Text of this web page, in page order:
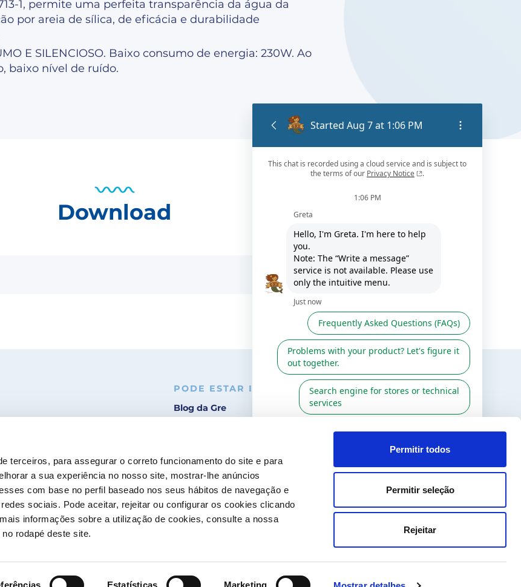
terceiros, para assegurar o correto funcionamento do site e para
a sua experiência no nosso site, mostrar-lhe anúncios
com base no perfil baseado nos seus hábitos de navegação e
sociais. Pode aceitar, rejeitar ou configurar os cookies clicando
informações sobre a utilização de cookies, consulte a nossa
rodapé deste site.
Estatísticas Marketing
Permitir todos
Permitir seleção
Rejeitar
1, permite uma perfeita transparência da água da
por areia de sílica, de eficácia e durabilidade
E SILENCIOSO. Baixo consumo de energia: 230W. Ao
baixo nível de ruído.
Download
DE / EN / ES / FR / IT / NL / PT
PODE ESTAR INTERESSADO
Blog da Gre
Catálogo Gre / Zodiac
Fluidra
Catálogo digital 2026
SIGA-NOS EM